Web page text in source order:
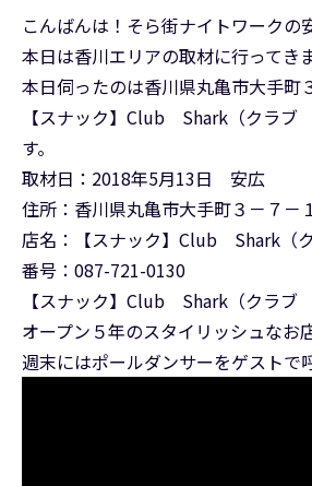
こんばんは！そら街ナイトワークの
本日は香川エリアの取材に行ってき
本日伺ったのは香川県丸亀市大手町
【スナック】Club Shark（クラブ
す。
取材日：2018年5月13日 安広
住所：香川県丸亀市大手町３－７－
店名：【スナック】Club Shark（
番号：087-721-0130
【スナック】Club Shark（クラブ
オープン５年のスタイリッシュなお
週末にはポールダンサーをゲストで